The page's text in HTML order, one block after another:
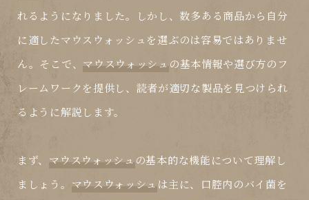
れるようになりました。しかし、数多ある商品から自分
に適したマウスウォッシュを選ぶのは容易ではありませ
ん。そこで、 マウスウォッシュ の基本情報や選び方のフ
レームワークを提供し、読者が適切な製品を見つけられ
るように解説します。
まず、 マウスウォッシュ の基本的な機能について理解し
ましょう。 マウスウォッシュ は主に、口腔内のバイ菌を